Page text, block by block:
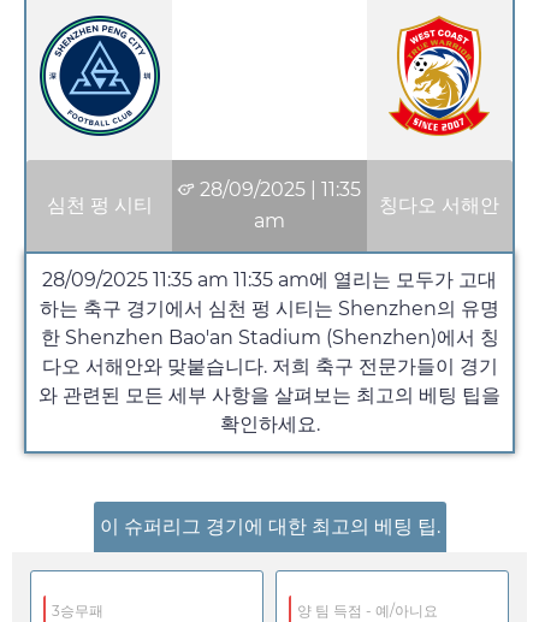
심천 펑 시티
28/09/2025 |11:35
am
칭다오 서해안
28/09/2025 11:35 am 11:35 am에 열리는 모두가 고대
하는 축구 경기에서 심천 펑 시티는 Shenzhen의 유명
한 Shenzhen Bao'an Stadium (Shenzhen)에서 칭
다오 서해안와 맞붙습니다. 저희 축구 전문가들이 경기
와 관련된 모든 세부 사항을 살펴보는 최고의 베팅 팁을
확인하세요.
이 슈퍼리그 경기에 대한 최고의 베팅 팁.
3승무패 양 팀 득점 - 예/아니요